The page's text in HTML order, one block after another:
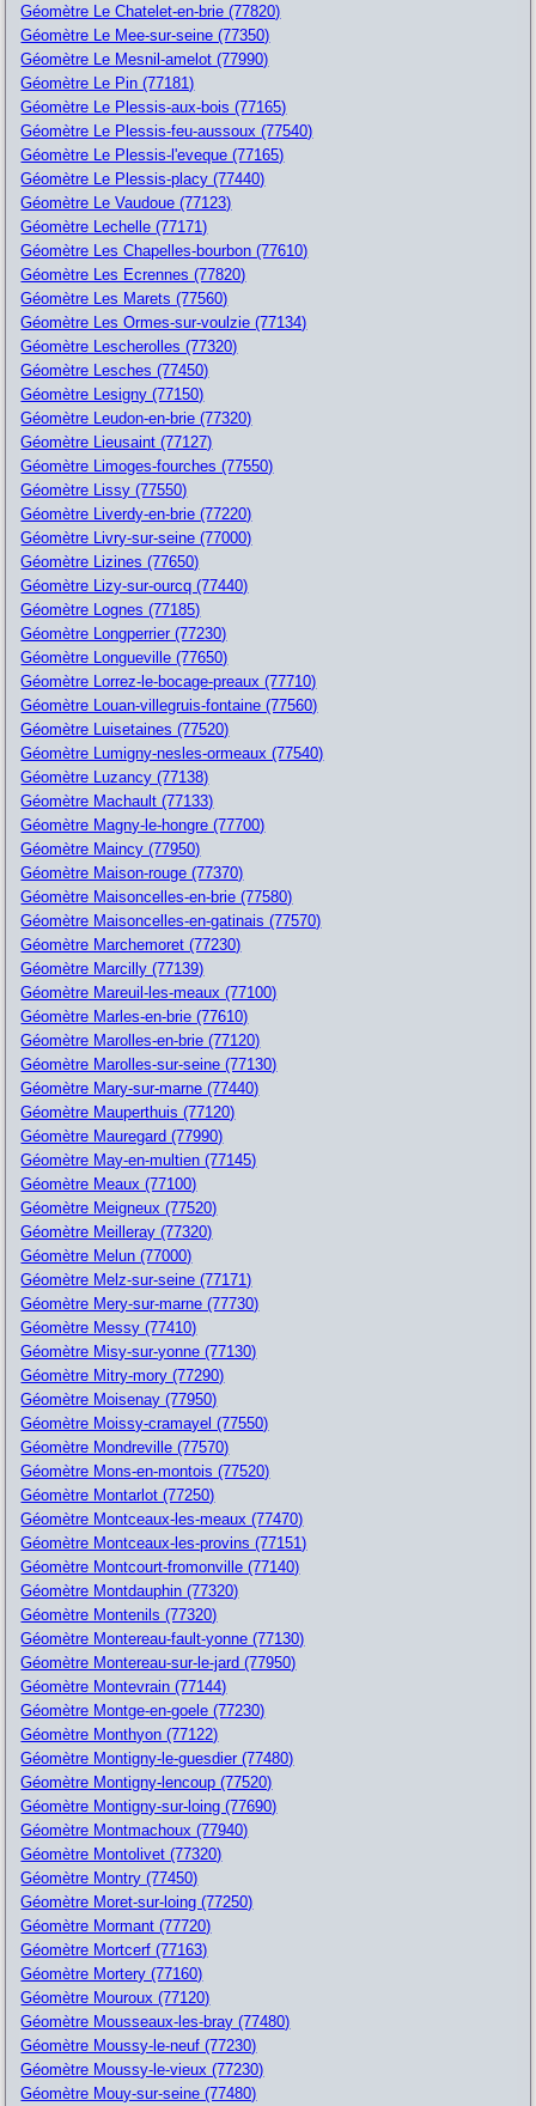
Géomètre Le Chatelet-en-brie (77820)
Géomètre Le Mee-sur-seine (77350)
Géomètre Le Mesnil-amelot (77990)
Géomètre Le Pin (77181)
Géomètre Le Plessis-aux-bois (77165)
Géomètre Le Plessis-feu-aussoux (77540)
Géomètre Le Plessis-l'eveque (77165)
Géomètre Le Plessis-placy (77440)
Géomètre Le Vaudoue (77123)
Géomètre Lechelle (77171)
Géomètre Les Chapelles-bourbon (77610)
Géomètre Les Ecrennes (77820)
Géomètre Les Marets (77560)
Géomètre Les Ormes-sur-voulzie (77134)
Géomètre Lescherolles (77320)
Géomètre Lesches (77450)
Géomètre Lesigny (77150)
Géomètre Leudon-en-brie (77320)
Géomètre Lieusaint (77127)
Géomètre Limoges-fourches (77550)
Géomètre Lissy (77550)
Géomètre Liverdy-en-brie (77220)
Géomètre Livry-sur-seine (77000)
Géomètre Lizines (77650)
Géomètre Lizy-sur-ourcq (77440)
Géomètre Lognes (77185)
Géomètre Longperrier (77230)
Géomètre Longueville (77650)
Géomètre Lorrez-le-bocage-preaux (77710)
Géomètre Louan-villegruis-fontaine (77560)
Géomètre Luisetaines (77520)
Géomètre Lumigny-nesles-ormeaux (77540)
Géomètre Luzancy (77138)
Géomètre Machault (77133)
Géomètre Magny-le-hongre (77700)
Géomètre Maincy (77950)
Géomètre Maison-rouge (77370)
Géomètre Maisoncelles-en-brie (77580)
Géomètre Maisoncelles-en-gatinais (77570)
Géomètre Marchemoret (77230)
Géomètre Marcilly (77139)
Géomètre Mareuil-les-meaux (77100)
Géomètre Marles-en-brie (77610)
Géomètre Marolles-en-brie (77120)
Géomètre Marolles-sur-seine (77130)
Géomètre Mary-sur-marne (77440)
Géomètre Mauperthuis (77120)
Géomètre Mauregard (77990)
Géomètre May-en-multien (77145)
Géomètre Meaux (77100)
Géomètre Meigneux (77520)
Géomètre Meilleray (77320)
Géomètre Melun (77000)
Géomètre Melz-sur-seine (77171)
Géomètre Mery-sur-marne (77730)
Géomètre Messy (77410)
Géomètre Misy-sur-yonne (77130)
Géomètre Mitry-mory (77290)
Géomètre Moisenay (77950)
Géomètre Moissy-cramayel (77550)
Géomètre Mondreville (77570)
Géomètre Mons-en-montois (77520)
Géomètre Montarlot (77250)
Géomètre Montceaux-les-meaux (77470)
Géomètre Montceaux-les-provins (77151)
Géomètre Montcourt-fromonville (77140)
Géomètre Montdauphin (77320)
Géomètre Montenils (77320)
Géomètre Montereau-fault-yonne (77130)
Géomètre Montereau-sur-le-jard (77950)
Géomètre Montevrain (77144)
Géomètre Montge-en-goele (77230)
Géomètre Monthyon (77122)
Géomètre Montigny-le-guesdier (77480)
Géomètre Montigny-lencoup (77520)
Géomètre Montigny-sur-loing (77690)
Géomètre Montmachoux (77940)
Géomètre Montolivet (77320)
Géomètre Montry (77450)
Géomètre Moret-sur-loing (77250)
Géomètre Mormant (77720)
Géomètre Mortcerf (77163)
Géomètre Mortery (77160)
Géomètre Mouroux (77120)
Géomètre Mousseaux-les-bray (77480)
Géomètre Moussy-le-neuf (77230)
Géomètre Moussy-le-vieux (77230)
Géomètre Mouy-sur-seine (77480)